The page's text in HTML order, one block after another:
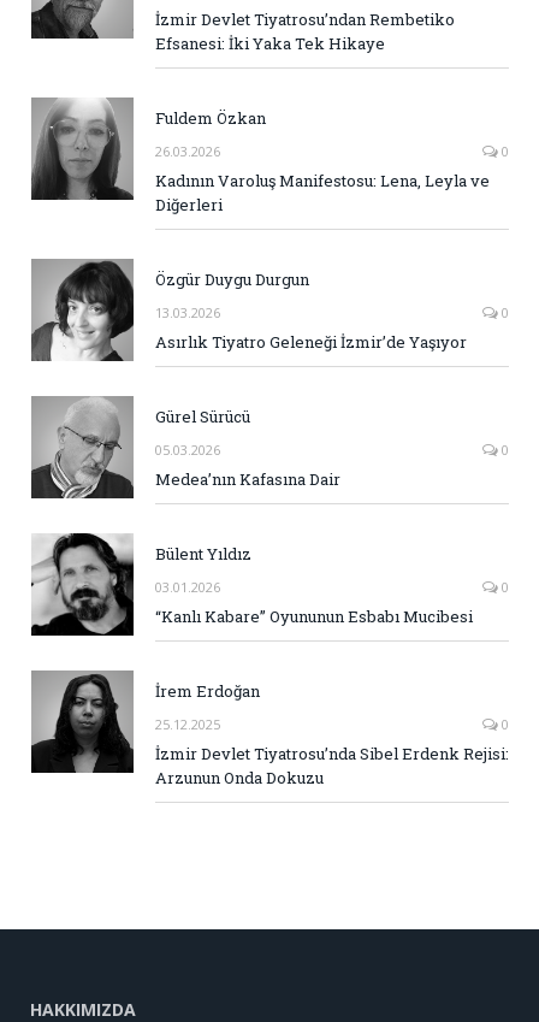
İzmir Devlet Tiyatrosu’ndan Rembetiko
Efsanesi: İki Yaka Tek Hikaye
Fuldem Özkan
26.03.2026 0
Kadının Varoluş Manifestosu: Lena, Leyla ve
Diğerleri
Özgür Duygu Durgun
13.03.2026 0
Asırlık Tiyatro Geleneği İzmir’de Yaşıyor
Gürel Sürücü
05.03.2026 0
Medea’nın Kafasına Dair
Bülent Yıldız
03.01.2026 0
“Kanlı Kabare” Oyununun Esbabı Mucibesi
İrem Erdoğan
25.12.2025 0
İzmir Devlet Tiyatrosu’nda Sibel Erdenk Rejisi:
Arzunun Onda Dokuzu
HAKKIMIZDA